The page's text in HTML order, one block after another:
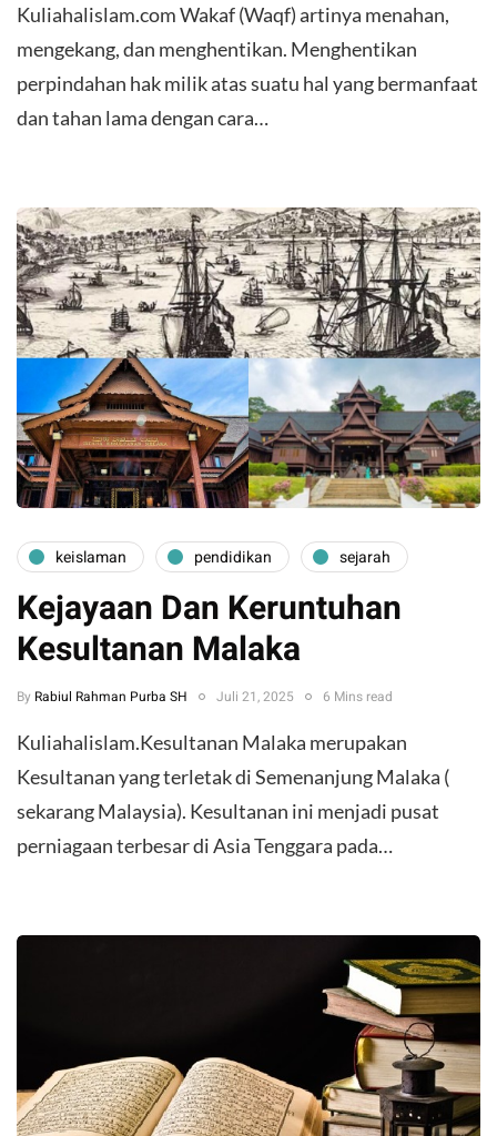
Kuliahalislam.com Wakaf (Waqf) artinya menahan,
mengekang, dan menghentikan. Menghentikan
perpindahan hak milik atas suatu hal yang bermanfaat
dan tahan lama dengan cara…
keislaman pendidikan sejarah
Kejayaan Dan Keruntuhan
Kesultanan Malaka
By Rabiul Rahman Purba SH Juli 21, 2025 6 Mins read
Kuliahalislam.Kesultanan Malaka merupakan
Kesultanan yang terletak di Semenanjung Malaka (
sekarang Malaysia). Kesultanan ini menjadi pusat
perniagaan terbesar di Asia Tenggara pada…